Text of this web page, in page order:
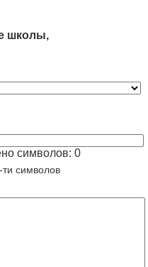
школы,
символов: 0
символов